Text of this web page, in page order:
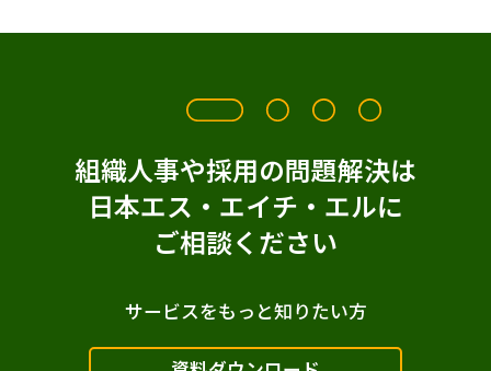
組織人事や採用の問題解決は
日本エス・エイチ・エルに
ご相談ください
サービスをもっと知りたい方